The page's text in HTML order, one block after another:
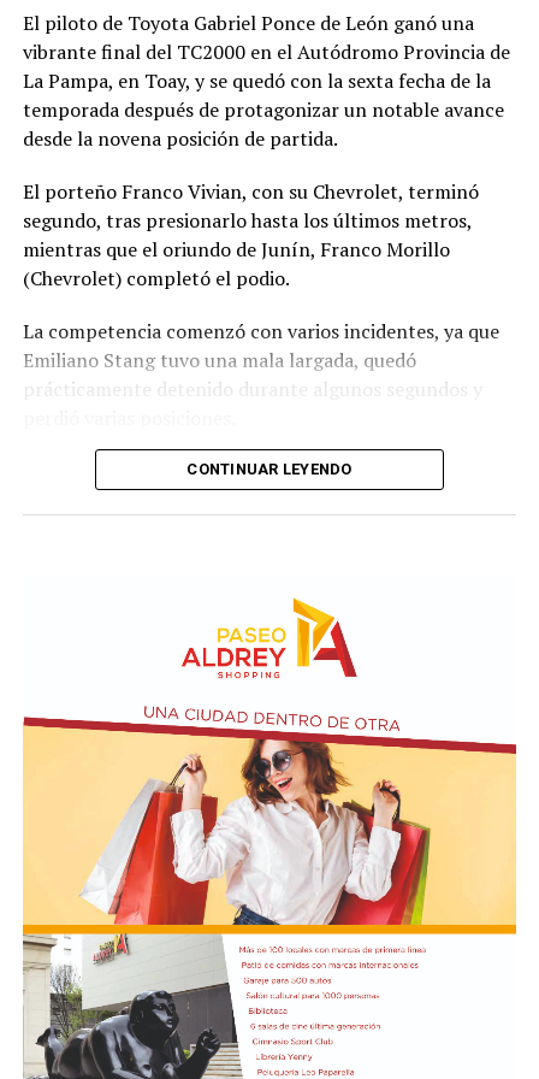
ámbito local para encarar un nuevo desafío con la
camiseta de River. (NA).
El piloto de Toyota Gabriel Ponce de León ganó una
vibrante final del TC2000 en el Autódromo Provincia de
La Pampa, en Toay, y se quedó con la sexta fecha de la
temporada después de protagonizar un notable avance
desde la novena posición de partida.
El porteño Franco Vivian, con su Chevrolet, terminó
segundo, tras presionarlo hasta los últimos metros,
mientras que el oriundo de Junín, Franco Morillo
(Chevrolet) completó el podio.
La competencia comenzó con varios incidentes, ya que
Emiliano Stang tuvo una mala largada, quedó
prácticamente detenido durante algunos segundos y
En los primeros metros también se produjo un
protagonizó un fuerte accidente al impactar de lleno
contra el paredón y su auto quedó seriamente dañado
por lo que la carrera fue neutralizada.
Marcelo Ponce de León logró imponerse en una final
disputada en Toay tras una carrera cargada de
incidentes y una sanción que cambió el rumbo de la
competencia.
https://twitter.com/SuperTC2000/status/
La primera parte de la carrera estuvo marcada por un
choque que involucró al piloto de Corsi Sport; aunque
pudo salir por sus propios medios, se lo vio muy dolorido
después del impacto. Tras el relanzamiento, Marcelo
Ciarrocchi se adueñó de la punta, seguido por Ponce de
León y Morillo. A quince minutos del final, Ciarrocchi
CONTINUAR LEYENDO